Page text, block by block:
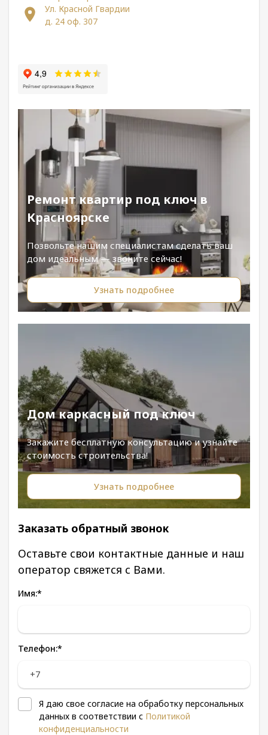
Ул. Красной Гвардии
д. 24 оф. 307
Ремонт квартир под ключ в
Красноярске
Позвольте нашим специалистам сделать ваш
дом идеальным — звоните сейчас!
Узнать подробнее
Дом каркасный под ключ
Закажите бесплатную консультацию и узнайте
стоимость строительства!
Узнать подробнее
Заказать обратный звонок
Оставьте свои контактные данные и наш
оператор свяжется с Вами.
Имя:*
Телефон:*
Я даю свое согласие на обработку персональных
данных в соответствии с Политикой
конфиденциальности